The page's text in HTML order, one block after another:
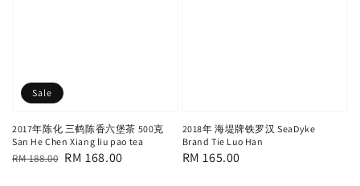
Sale
2017年陈化 三鹤陈香六堡茶 500克
San He Chen Xiang liu pao tea
Regular
RM 188.00 Sale
RM 168.00
2018年 海堤牌铁罗汉 SeaDyke
Brand Tie Luo Han
Regular
RM 165.00